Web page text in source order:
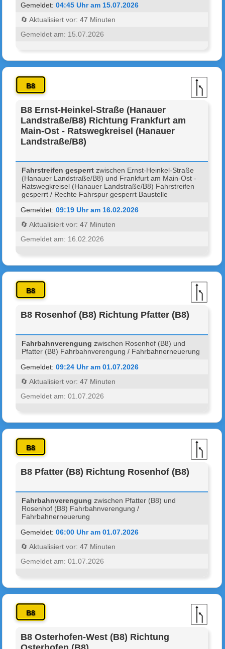
Gemeldet:04:45 Uhr am 15.07.2026
🔄 Aktualisiert vor: 47 Minuten
Gemeldet am: 15.07.2026
B8
B8 Ernst-Heinkel-Straße (Hanauer
Landstraße/B8) Richtung Frankfurt am
Main-Ost - Ratswegkreisel (Hanauer
Landstraße/B8)
Fahrstreifen gesperrt zwischen Ernst-Heinkel-Straße
(Hanauer Landstraße/B8) und Frankfurt am Main-Ost -
Ratswegkreisel (Hanauer Landstraße/B8) Fahrstreifen
gesperrt / Rechte Fahrspur gesperrt Baustelle
Gemeldet:09:19 Uhr am 16.02.2026
🔄 Aktualisiert vor: 47 Minuten
Gemeldet am: 16.02.2026
B8
B8 Rosenhof (B8) Richtung Pfatter (B8)
Fahrbahnverengung zwischen Rosenhof (B8) und
Pfatter (B8) Fahrbahnverengung / Fahrbahnerneuerung
Gemeldet:09:24 Uhr am 01.07.2026
🔄 Aktualisiert vor: 47 Minuten
Gemeldet am: 01.07.2026
B8
B8 Pfatter (B8) Richtung Rosenhof (B8)
Fahrbahnverengung zwischen Pfatter (B8) und
Rosenhof (B8) Fahrbahnverengung /
Fahrbahnerneuerung
Gemeldet:06:00 Uhr am 01.07.2026
🔄 Aktualisiert vor: 47 Minuten
Gemeldet am: 01.07.2026
B8
B8 Osterhofen-West (B8) Richtung